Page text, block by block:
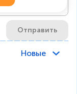
Отправить
Новые